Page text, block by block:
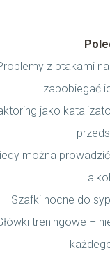
z ptakami
zapobiegać
jako
można
Szafki nocne do
treningowe –